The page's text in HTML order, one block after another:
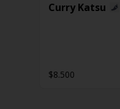
Curry Katsu
$8.500